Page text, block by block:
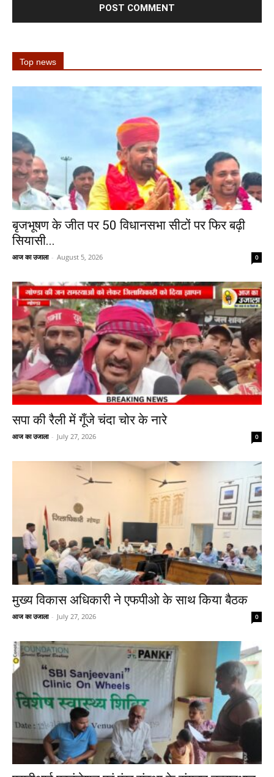
Top news
बृजभूषण के जीत पर 50 विधानसभा सीटों पर फिर बढ़ी
सियासी...
आज का उजाला - August 5, 2026 0
सपा की रैली में गूँजे चंदा चोर के नारे
आज का उजाला - July 27, 2026 0
मुख्य विकास अधिकारी ने एफपीओ के साथ किया बैठक
आज का उजाला - July 27, 2026 0